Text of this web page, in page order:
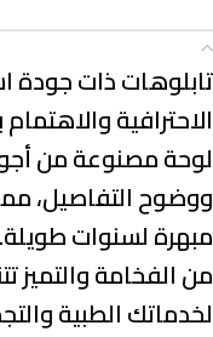
تابلوهات ذاتجودة
الاحترافية
لوحة مصنوعة من
ووضوح التفاصيل،
مبهرة لسنوات
من الفخامة والتميز
لخدماتك الطبية